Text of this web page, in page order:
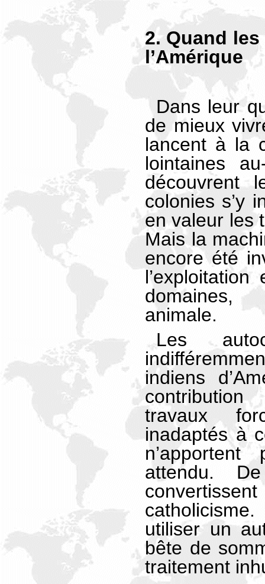
2. Quand
l’Amérique
Dans leur
de mieux
lancent à la
lointaines
découvrent
colonies s’y
en valeur les
Mais la
encore été
domaines,
animale.
Les
indiens
travaux
inadaptés à
attendu.
utiliser un
bête de
traitement